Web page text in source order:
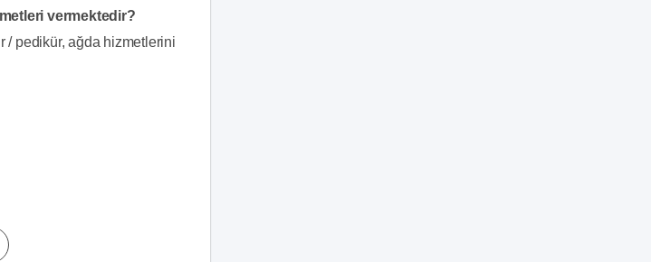
vermektedir?
/ pedikür, ağda hizmetlerini